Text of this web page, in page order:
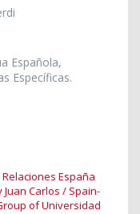
Española,
Específicas.
España
Juan Carlos / Spain-
of Universidad